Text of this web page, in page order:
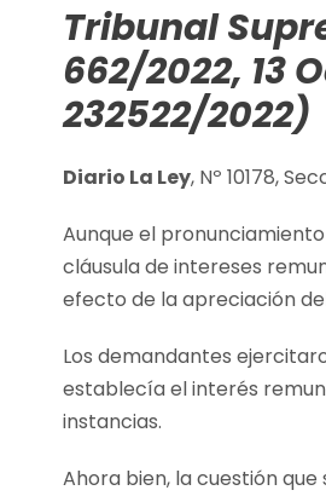
Tribunal
662/2022, 13
232522/2022)
Diario La Ley, Nº 10178,
Aunque el
cláusula de intereses
efecto de la apreciación
Los demandantes
establecía el interés
instancias.
Ahora bien, la cuestión